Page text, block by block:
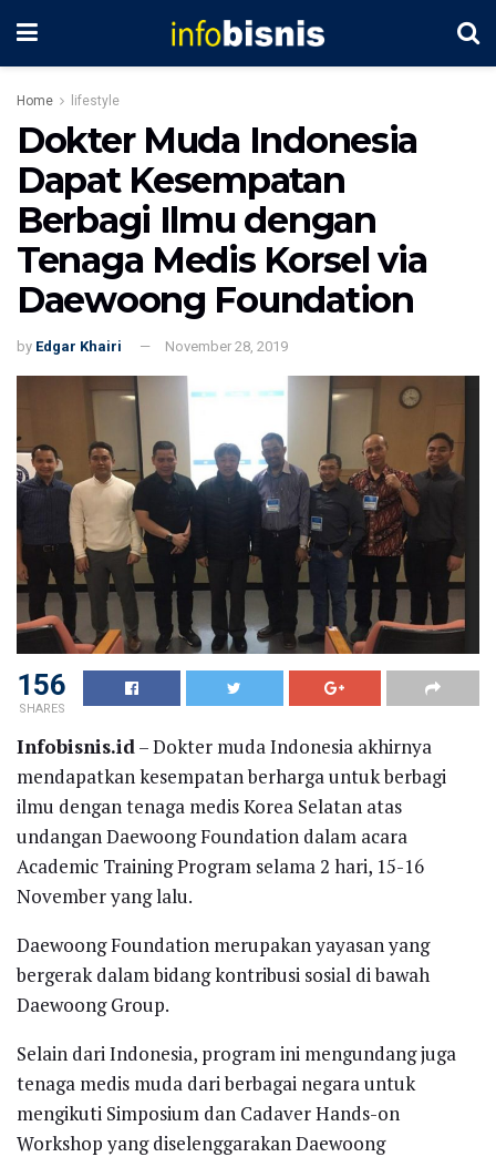
Home lifestyle
Dokter Muda Indonesia
Dapat Kesempatan
Berbagi Ilmu dengan
Tenaga Medis Korsel via
Daewoong Foundation
by Edgar Khairi November 28, 2019
156
SHARES
Infobisnis.id – Dokter muda Indonesia akhirnya
mendapatkan kesempatan berharga untuk berbagi
ilmu dengan tenaga medis Korea Selatan atas
undangan Daewoong Foundation dalam acara
Academic Training Program selama 2 hari, 15-16
November yang lalu.
Daewoong Foundation merupakan yayasan yang
bergerak dalam bidang kontribusi sosial di bawah
Daewoong Group.
Selain dari Indonesia, program ini mengundang juga
tenaga medis muda dari berbagai negara untuk
mengikuti Simposium dan Cadaver Hands-on
Workshop yang diselenggarakan Daewoong